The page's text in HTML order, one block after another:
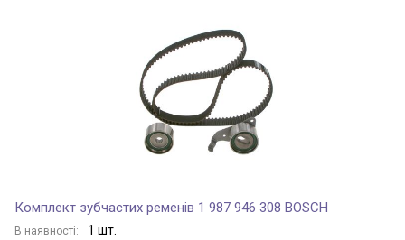
Комплект зубчастих ременів 1 987 946 308 BOSCH
В наявності: 1 шт.